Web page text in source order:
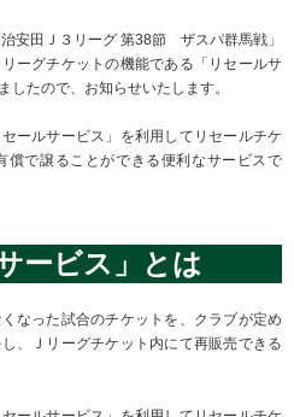
安田Ｊ３リーグ 第38節 ザスパ群馬戦」
ーグチケットの機能である「リセールサ
したので、お知らせいたします。
ールサービス」を利用してリセールチケ
償で譲ることができる便利なサービスで
ービス」とは
なった試合のチケットを、クラブが定め
、Ｊリーグチケット内にて再販売できる